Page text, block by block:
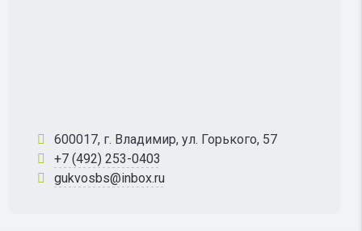
600017, г. Владимир, ул. Горького, 57
+7 (492) 253-0403
gukvosbs@inbox.ru